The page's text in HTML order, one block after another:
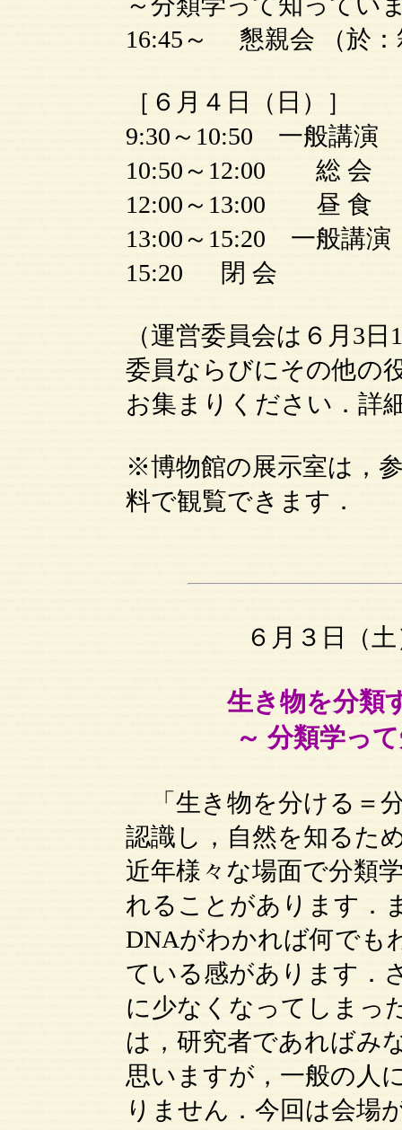
16:45～ 懇親会 （於：
［６月４日（日）］
9:30～10:50 一般講演
10:50～12:00 総 会
12:00～13:00 昼 食
13:00～15:20 一般講演
15:20 閉 会
（運営委員会は６月3
委員ならびにその他の
お集まりください．詳
※博物館の展示室は，
料で観覧できます．
６月３日（
生き物を分類
～ 分類学っ
「生き物を分ける＝
認識し，自然を知るた
近年様々な場面で分類
れることがあります．
DNAがわかれば何でも
ている感があります．
に少なくなってしまっ
は，研究者であればみ
思いますが，一般の人
りません．今回は会場